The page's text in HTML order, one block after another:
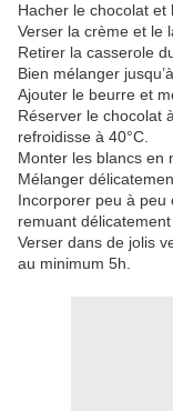
Hacher le chocolat et
Verser la crème et le
Retirer la casserole
Bien mélanger
Ajouter le beurre et
Réserver le chocolat
refroidisse à 40°C.
Monter les blancs en
Mélanger
Incorporer peu à peu
remuant
Verser dans de jolis
au minimum 5h.